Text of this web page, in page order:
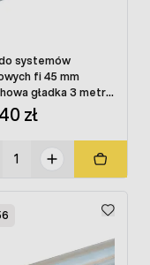
systemów
fi 45 mm
gładka 3 metry
zł